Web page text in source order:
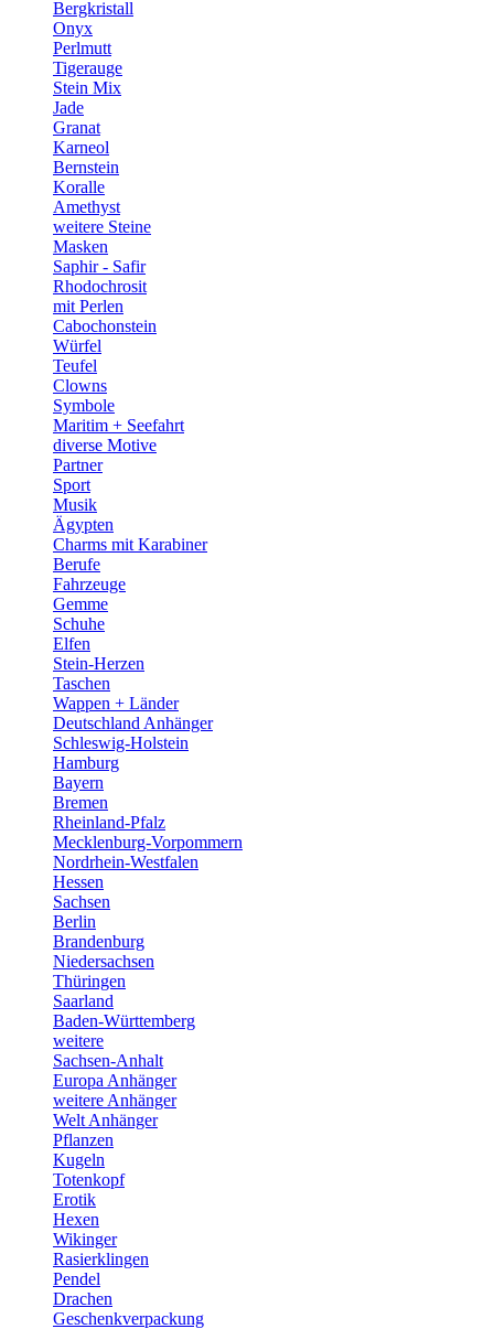
Bergkristall
Onyx
Perlmutt
Tigerauge
Stein Mix
Jade
Granat
Karneol
Bernstein
Koralle
Amethyst
weitere Steine
Masken
Saphir - Safir
Rhodochrosit
mit Perlen
Cabochonstein
Würfel
Teufel
Clowns
Symbole
Maritim + Seefahrt
diverse Motive
Partner
Sport
Musik
Ägypten
Charms mit Karabiner
Berufe
Fahrzeuge
Gemme
Schuhe
Elfen
Stein-Herzen
Taschen
Wappen + Länder
Deutschland Anhänger
Schleswig-Holstein
Hamburg
Bayern
Bremen
Rheinland-Pfalz
Mecklenburg-Vorpommern
Nordrhein-Westfalen
Hessen
Sachsen
Berlin
Brandenburg
Niedersachsen
Thüringen
Saarland
Baden-Württemberg
weitere
Sachsen-Anhalt
Europa Anhänger
weitere Anhänger
Welt Anhänger
Pflanzen
Kugeln
Totenkopf
Erotik
Hexen
Wikinger
Rasierklingen
Pendel
Drachen
Geschenkverpackung